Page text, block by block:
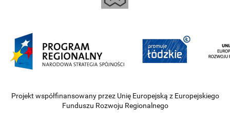
Projekt współfinansowany przez Unię Europejską z Europejskiego
Funduszu Rozwoju Regionalnego